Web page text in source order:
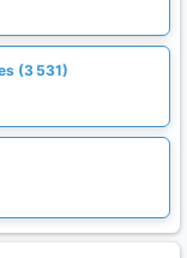
(3 531)